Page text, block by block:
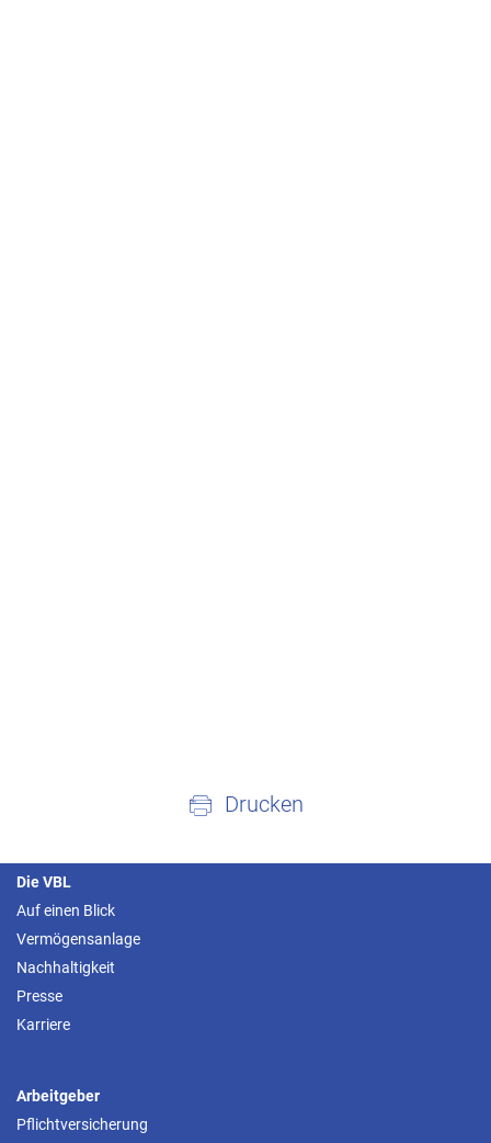
Drucken
Die VBL
Auf einen Blick
Vermögensanlage
Nachhaltigkeit
Presse
Karriere
Arbeitgeber
Pflichtversicherung